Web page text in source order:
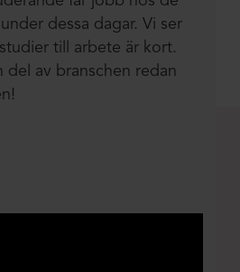
dessa dagar. Vi ser
till arbete är kort.
del av branschen redan